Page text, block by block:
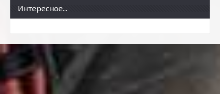
Интересное...